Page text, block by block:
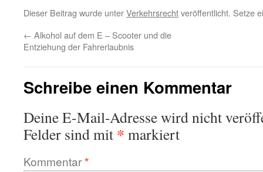
Dieser Beitrag wurde unterVerkehrsrechtveröffentlicht. Setze
← Alkohol auf dem E – Scooter und die
Entziehung der Fahrerlaubnis
Schreibe einen Kommentar
Deine E-Mail-Adresse wird nicht
Felder sind mit * markiert
Kommentar*